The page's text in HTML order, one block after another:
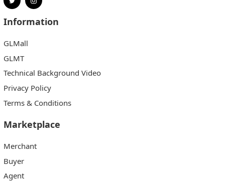
Information
GLMall
GLMT
Technical Background Video
Privacy Policy
Terms & Conditions
Marketplace
Merchant
Buyer
Agent